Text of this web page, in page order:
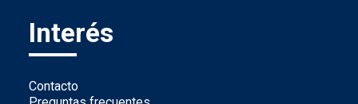
Interés
Contacto